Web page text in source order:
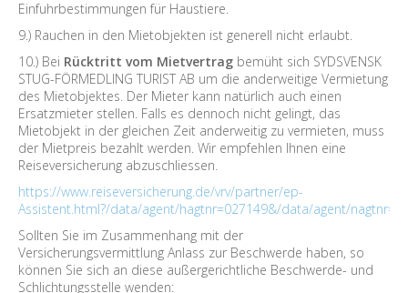
Einfuhrbestimmungen für Haustiere.
9.) Rauchen in den Mietobjekten ist generell nicht erlaubt.
10.) Bei Rücktritt vom Mietvertrag bemüht sich SYDSVENSK
STUG-FÖRMEDLING TURIST AB um die anderweitige Vermietung
des Mietobjektes. Der Mieter kann natürlich auch einen
Ersatzmieter stellen. Falls es dennoch nicht gelingt, das
Mietobjekt in der gleichen Zeit anderweitig zu vermieten, muss
der Mietpreis bezahlt werden. Wir empfehlen Ihnen eine
Reiseversicherung abzuschliessen.
https://www.reiseversicherung.de/vrv/partner/ep-
Assistent.html?/data/agent/hagtnr=027149&/data/agent/
Sollten Sie im Zusammenhang mit der
Versicherungsvermittlung Anlass zur Beschwerde haben, so
können Sie sich an diese außergerichtliche Beschwerde- und
Schlichtungsstelle wenden: